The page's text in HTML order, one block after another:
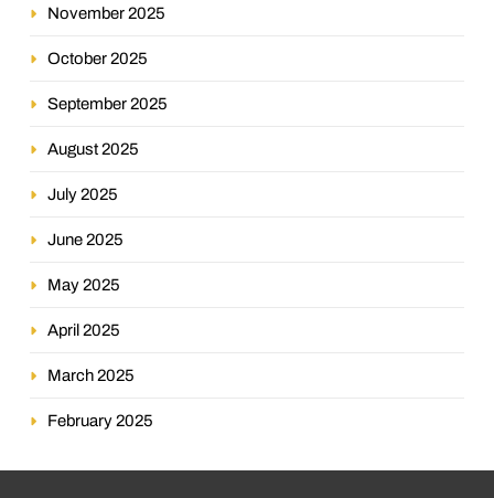
November 2025
October 2025
September 2025
August 2025
July 2025
June 2025
May 2025
April 2025
March 2025
February 2025